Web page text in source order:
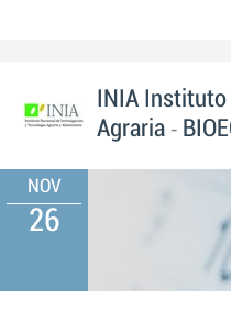
INIA Instituto
Agraria -
NOV
26